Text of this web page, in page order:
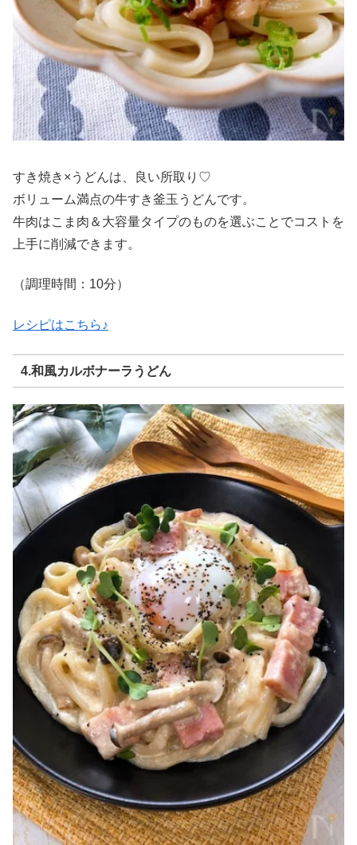
すき焼き×うどんは、良い所取り♡
ボリューム満点の牛すき釜玉うどんです。
牛肉はこま肉＆大容量タイプのものを選ぶことでコストを
上手に削減できます。
（調理時間：10分）
レシピはこちら♪
4.和風カルボナーラうどん